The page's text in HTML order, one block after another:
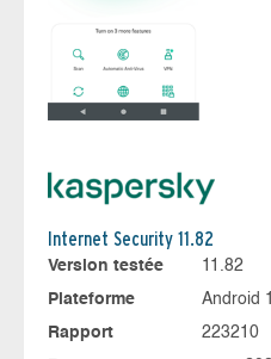
Internet Security 11.82
Version testée
11.82
Plateforme
Android
Rapport
223210